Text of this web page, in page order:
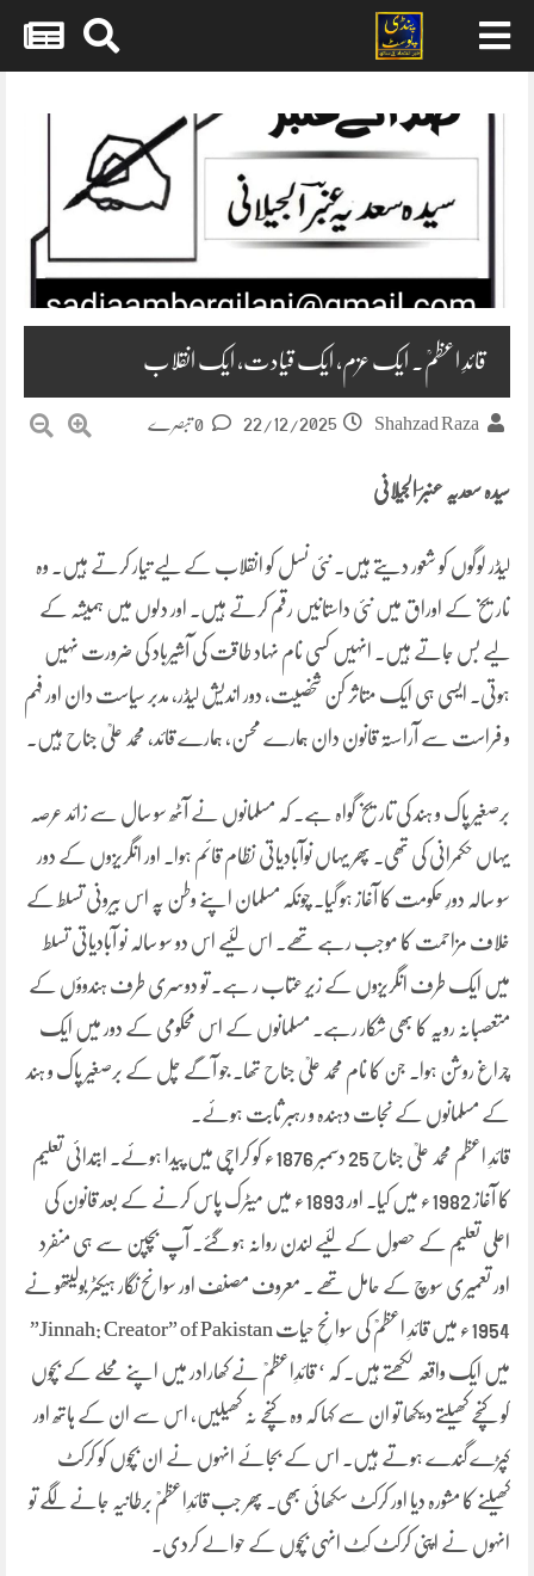
content
قائدِ اعظمؒ۔ ایک عزم، ایک قیادت، ایک انقلاب
Shahzad Raza
22/12/2025
سیدہ سعدیہ عنبرؔ الجیلانی
لیڈر لوگوں کو شعور دیتے ہیں۔ نئی نسل کو انقلاب کے لیے تیار کرتے ہیں۔ وہ
تاریخ کے اوراق میں نئی داستانیں رقم کرتے ہیں۔ اور دلوں میں ہمیشہ کے
لیے بس جاتے ہیں۔ انہیں کسی نام نہاد طاقت کی آشیرباد کی ضرورت نہیں
ہوتی۔ ایسی ہی ایک متاثر کن شخصیت، دور اندیش لیڈر، مدبر سیاست دان اور فہم
و فراست سے آراستہ قانون دان ہمارے محسن، ہمارے قائد، محمد علیؒ جناح ہیں۔
برصغیر پاک و ہند کی تاریخ گواہ ہے۔ کہ مسلمانوں نے آٹھ سو سال سے زائد عرصہ
یہاں حکمرانی کی تھی۔ پھر یہاں نوآبادیاتی نظام قائم ہوا۔ اور انگریزوں کے دور
سو سالہ دورِ حکومت کا آغاز ہو گیا۔ چونکہ مسلمان اپنے وطن پہ اس بیرونی تسلط کے
خلاف مزاحمت کا موجب رہے تھے۔ اس لئیے اس دو سو سالہ نو آبادیاتی تسلط
میں ایک طرف انگریزوں کے زیرِ عتاب ر ہے۔ تو دوسری طرف ہندوؤں کے
متعصبانہ رویہ کا بھی شکار رہے۔ مسلمانوں کے اس محکومی کے دور میں ایک
چراغ روشن ہوا۔ جن کا نام محمد علیؒ جناح تھا۔ جو آگے چل کے برصغیر پاک و ہند
کے مسلمانوں کے نجات دہندہ و رہبر ثابت ہوئے۔
قائدِ اعظم محمد علیؒ جناح 25 دسمبر 1876ء کو کراچی میں پیدا ہوئے۔ ابتدائی تعلیم
کا آغاز 1982ء میں کیا۔ اور 1893ء میں میٹرک پاس کرنے کے بعد قانون کی
اعلی تعلیم کے حصول کے لئیے لندن روانہ ہو گئے۔ آپ بچپن سے ہی منفرد
اور تعمیری سوچ کے حامل تھے ۔ معروف مصنف اور سوانح نگار ہیکٹر بولیتھو نے
1954ء میں قائدِ اعظمؒ کی سوانحِ حیات Jinnah: Creator” of Pakistan”
میں ایک واقعہ لکھتے ہیں۔ کہ ‘ قائدِاعظمؒ نے کھارادر میں اپنے محلے کے بچوں
کو کنچے کھیلتے دیکھا تو ان سے کہا کہ وہ کنچے نہ کھیلیں، اس سے ان کے ہاتھ اور
کپڑے گندے ہوتے ہیں۔ اس کے بجائے انہوں نے ان بچوں کو کرکٹ
کھیلنے کا مشورہ دیا اور کرکٹ سکھائی بھی۔ پھر جب قائدِاعظمؒ برطانیہ جانے لگے تو
انہوں نے اپنی کرکٹ کِٹ انہی بچوں کے حوالے کردی۔